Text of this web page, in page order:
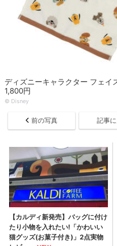
ディズニーキャラクター フェイ
1,800円
© Disney
前の写真 記事